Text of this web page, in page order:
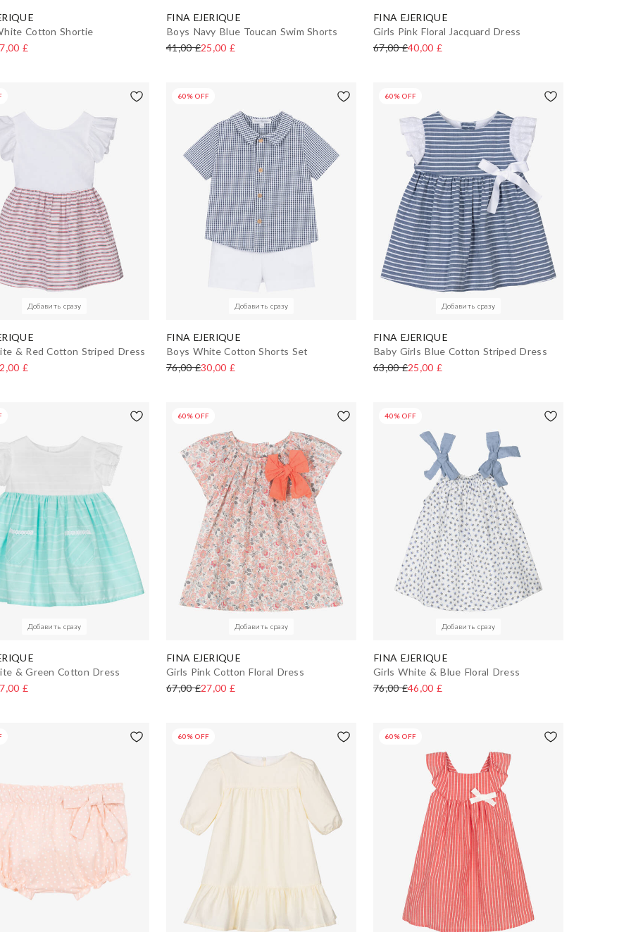
Cotton Shortie
£
FINA EJERIQUE
Boys Navy Blue Toucan Swim Shorts
41,00 £25,00 £
FINA EJERIQUE
Girls Pink Floral Jacquard Dress
67,00 £40,00 £
Добавить сразу
& Red Cotton Striped Dress
£
60% OFF
Добавить сразу
FINA EJERIQUE
Boys White Cotton Shorts Set
76,00 £30,00 £
60% OFF
Добавить сразу
FINA EJERIQUE
Baby Girls Blue Cotton Striped Dress
63,00 £25,00 £
Добавить сразу
& Green Cotton Dress
£
60% OFF
Добавить сразу
FINA EJERIQUE
Girls Pink Cotton Floral Dress
67,00 £27,00 £
40% OFF
Добавить сразу
FINA EJERIQUE
Girls White & Blue Floral Dress
76,00 £46,00 £
60% OFF 60% OFF